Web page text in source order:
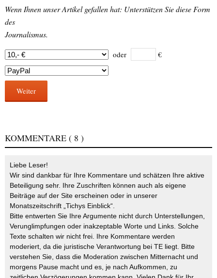
Wenn Ihnen unser Artikel gefallen hat: Unterstützen Sie diese Form
des
Journalismus.
oder €
Weiter
KOMMENTARE ( 8 )
Liebe Leser!
Wir sind dankbar für Ihre Kommentare und schätzen Ihre aktive
Beteiligung sehr. Ihre Zuschriften können auch als eigene
Beiträge auf der Site erscheinen oder in unserer
Monatszeitschrift „Tichys Einblick“.
Bitte entwerten Sie Ihre Argumente nicht durch Unterstellungen,
Verunglimpfungen oder inakzeptable Worte und Links. Solche
Texte schalten wir nicht frei. Ihre Kommentare werden
moderiert, da die juristische Verantwortung bei TE liegt. Bitte
verstehen Sie, dass die Moderation zwischen Mitternacht und
morgens Pause macht und es, je nach Aufkommen, zu